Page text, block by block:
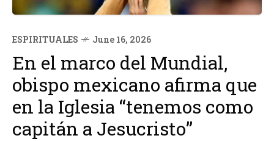
ESPIRITUALES June 16, 2026
En el marco del Mundial,
obispo mexicano afirma que
en la Iglesia “tenemos como
capitán a Jesucristo”